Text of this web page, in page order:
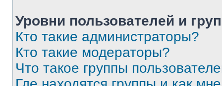
Уровни пользователей и
Кто такие администраторы?
Кто такие модераторы?
Что такое группы